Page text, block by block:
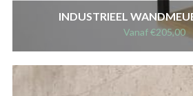
INDUSTRIEEL
Vanaf€205,00